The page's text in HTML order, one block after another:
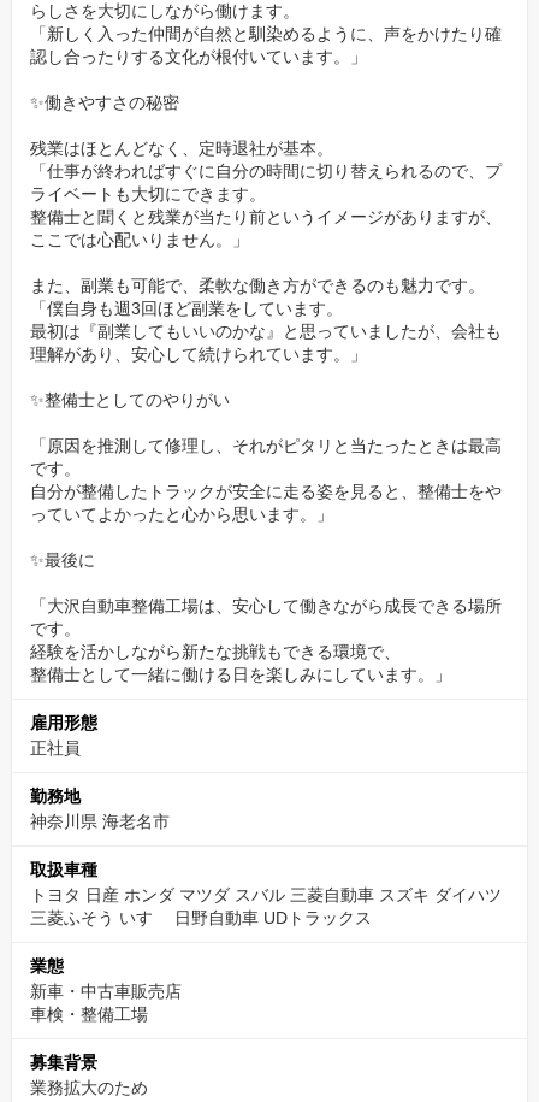
車好きなご家族にとっても嬉しい制度で、社員と家族を一緒に大
切にしています。います。
働きながら家族を支えたい方にも安心して選んでいただける制度
設計です。
✅予防整備で「安心」を先回りして守る誇り
私たちが重視しているのは「壊れてから直す」のではなく、「壊
れる前に守る」予防整備。
ことが私たちの使命です。
ただの修理ではなく、お客様の未来を守る整備に取り組むこと
で、整備士として大きな誇りを感じることができます。
らしさを大切にしながら働けます。
「新しく入った仲間が自然と馴染めるように、声をかけたり確
認し合ったりする文化が根付いています。」
✨働きやすさの秘密
残業はほとんどなく、定時退社が基本。
「仕事が終わればすぐに自分の時間に切り替えられるので、プ
ライベートも大切にできます。
整備士と聞くと残業が当たり前というイメージがありますが、
ここでは心配いりません。」
また、副業も可能で、柔軟な働き方ができるのも魅力です。
「僕自身も週3回ほど副業をしています。
最初は『副業してもいいのかな』と思っていましたが、会社も
理解があり、安心して続けられています。」
✨整備士としてのやりがい
「原因を推測して修理し、それがピタリと当たったときは最高
です。
自分が整備したトラックが安全に走る姿を見ると、整備士をや
っていてよかったと心から思います。」
✨最後に
「大沢自動車整備工場は、安心して働きながら成長できる場所
です。
経験を活かしながら新たな挑戦もできる環境で、
整備士として一緒に働ける日を楽しみにしています。」
雇用形態
正社員
勤務地
神奈川県 海老名市
取扱車種
トヨタ 日産 ホンダ マツダ スバル 三菱自動車 スズキ ダイハツ
三菱ふそう いすゞ 日野自動車 UDトラックス
業態
新車・中古車販売店
車検・整備工場
募集背景
業務拡大のため